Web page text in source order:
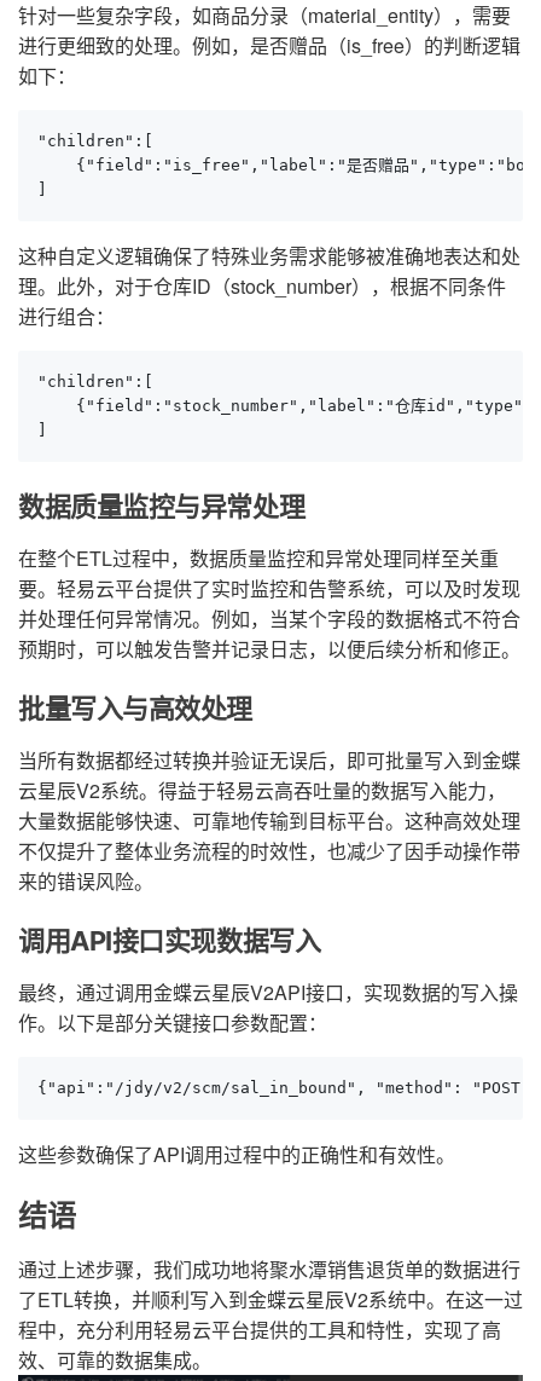
针对一些复杂字段，如商品分录（material_entity），需要
进行更细致的处理。例如，是否赠品（is_free）的判断逻辑
如下：
"children":[
{"field":"is_free","label":"是否赠品
这种自定义逻辑确保了特殊业务需求能够被准确地表达和处
理。此外，对于仓库ID（stock_number），根据不同条件
进行组合：
"children":[
{"field":"stock_number","label":"仓库
数据质量监控与异常处理
在整个ETL过程中，数据质量监控和异常处理同样至关重
要。轻易云平台提供了实时监控和告警系统，可以及时发现
并处理任何异常情况。例如，当某个字段的数据格式不符合
预期时，可以触发告警并记录日志，以便后续分析和修正。
批量写入与高效处理
当所有数据都经过转换并验证无误后，即可批量写入到金蝶
云星辰V2系统。得益于轻易云高吞吐量的数据写入能力，
大量数据能够快速、可靠地传输到目标平台。这种高效处理
不仅提升了整体业务流程的时效性，也减少了因手动操作带
来的错误风险。
调用API接口实现数据写入
最终，通过调用金蝶云星辰V2API接口，实现数据的写入操
作。以下是部分关键接口参数配置：
{"api":"/jdy/v2/scm/sal_in_bound", "method":
这些参数确保了API调用过程中的正确性和有效性。
结语
通过上述步骤，我们成功地将聚水潭销售退货单的数据进行
了ETL转换，并顺利写入到金蝶云星辰V2系统中。在这一过
程中，充分利用轻易云平台提供的工具和特性，实现了高
效、可靠的数据集成。